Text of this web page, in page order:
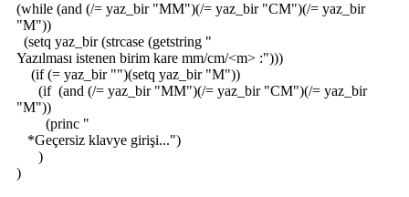
(while (and (/= yaz_bir "MM")(/= yaz_bir "CM")(/= yaz_bir
"M"))
(setq yaz_bir (strcase (getstring "
Yazılması istenen birim kare mm/cm/<m> :")))
(if (= yaz_bir "")(setq yaz_bir "M"))
(if (and (/= yaz_bir "MM")(/= yaz_bir "CM")(/= yaz_bir
"M"))
(princ "
*Geçersiz klavye girişi...")
)
)